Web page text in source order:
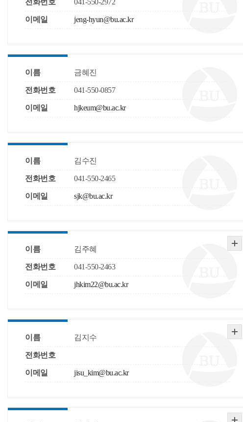
전화번호 041-550-2972
이메일 jeng-hyun@bu.ac.kr
이름 금혜진
전화번호 041-550-0857
이메일 hjkeum@bu.ac.kr
이름 김수진
전화번호 041-550-2465
이메일 sjk@bu.ac.kr
이름 김주혜
전화번호 041-550-2463
이메일 jhkim22@bu.ac.kr
이름 김지수
전화번호
이메일 jisu_kim@bu.ac.kr